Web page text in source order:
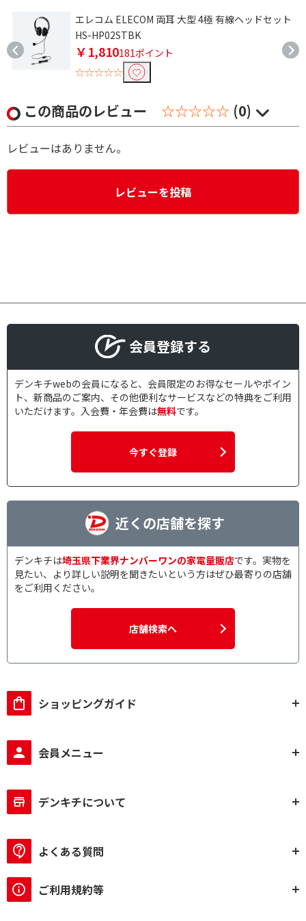
エレコム ELECOM 両耳 大型 4極 有線ヘッドセット
HS-HP02STBK
￥1,810181ポイント
☆☆☆☆☆
この商品のレビュー ☆☆☆☆☆ (0)
レビューはありません。
レビューを投稿
会員登録する
デンキチwebの会員になると、会員限定のお得なセールやポイン
ト、新商品のご案内、その他便利なサービスなどの特典をご利用
いただけます。入会費・年会費は無料です。
今すぐ登録
近くの店舗を探す
デンキチは埼玉県下業界ナンバーワンの家電量販店です。実物を
見たい、より詳しい説明を聞きたいという方はぜひ最寄りの店舗
をご利用ください。
店舗検索へ
ショッピングガイド
会員メニュー
デンキチについて
よくある質問
ご利用規約等